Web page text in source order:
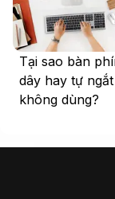
Tại sao bàn
dây hay tự
không dùng?